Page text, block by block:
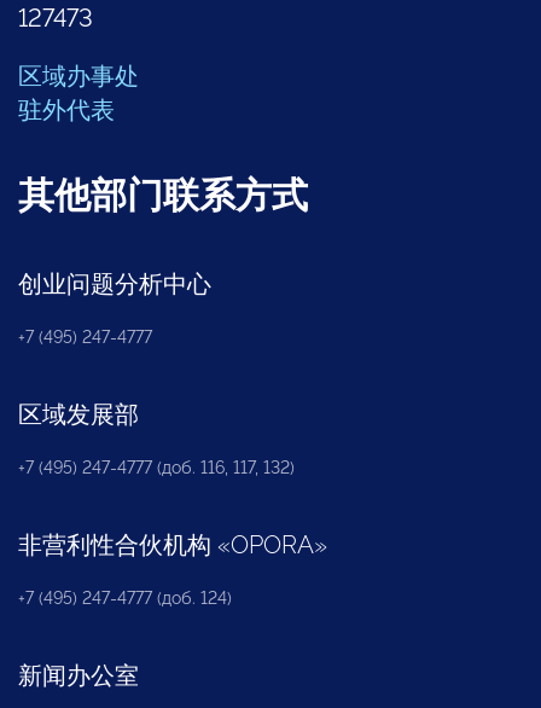
127473
区域办事处
驻外代表
其他部门联系方式
创业问题分析中心
+7 (495) 247-4777
区域发展部
+7 (495) 247-4777 (доб. 116, 117, 132)
非营利性合伙机构 «OPORA»
+7 (495) 247-4777 (доб. 124)
新闻办公室